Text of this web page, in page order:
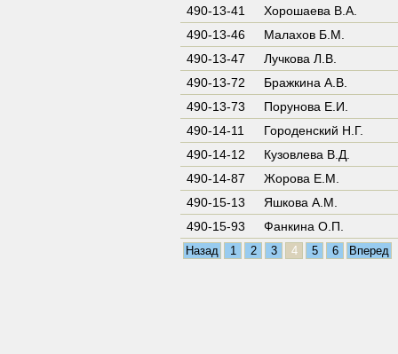
490-13-41
Хорошаева В.А.
490-13-46
Малахов Б.М.
490-13-47
Лучкова Л.В.
490-13-72
Бражкина А.В.
490-13-73
Порунова Е.И.
490-14-11
Городенский Н.Г.
490-14-12
Кузовлева В.Д.
490-14-87
Жорова Е.М.
490-15-13
Яшкова А.М.
490-15-93
Фанкина О.П.
Назад 1 2 3 4 5 6 Вперед